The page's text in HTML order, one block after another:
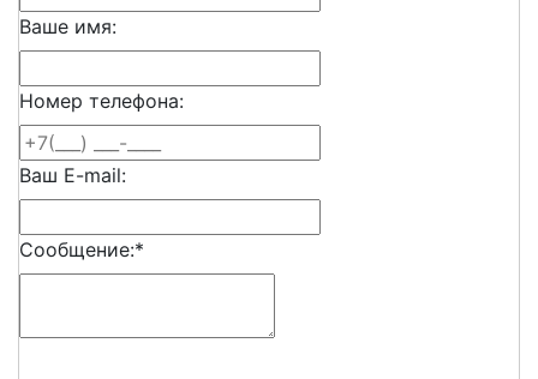
Ваше имя:
Номер телефона:
Ваш E-mail:
Сообщение:*